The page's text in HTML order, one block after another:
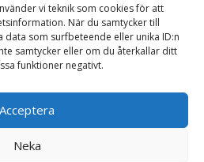
vi teknik som cookies för att
När du samtycker till
data som surfbeteende eller unika ID:n
samtycker eller om du återkallar ditt
funktioner negativt.
Acceptera
Neka